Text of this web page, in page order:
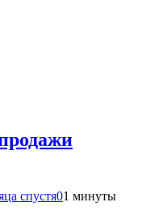
спустя01 минуты